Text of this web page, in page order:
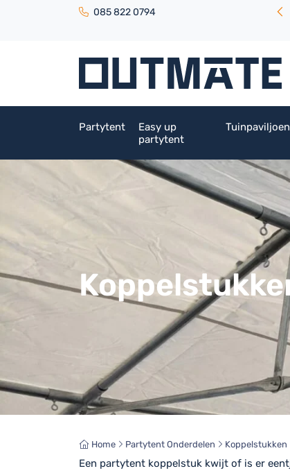
085 822 0794
Partytent
Easy up
partytent
Tuinpaviljoen
Home Partytent Onderdelen Koppelstukken
Een partytent koppelstuk kwijt of is er